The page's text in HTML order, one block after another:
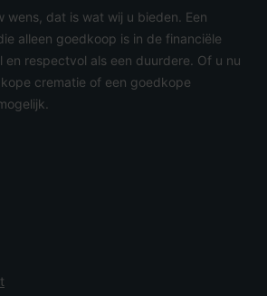
wens, dat is wat wij u bieden. Een
alleen goedkoop is in de financiële
en respectvol als een duurdere. Of u nu
crematie of een goedkope